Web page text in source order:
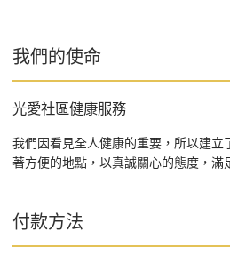
我們的使命
光愛社區健康服務
我們因看見全人健康的重要，所以建
著方便的地點，以真誠關心的態度，滿
付款方法